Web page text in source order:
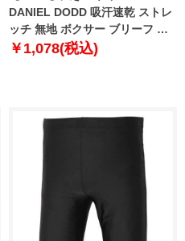
DANIEL DODD 吸汗速乾 ストレ
ッチ 無地 ボクサー ブリーフ パ
ンツ 肌着 下着 azup-209035
￥1,078(税込)